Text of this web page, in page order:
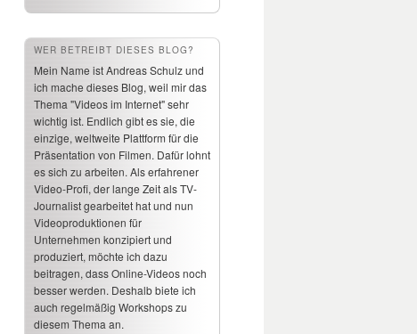
WER BETREIBT DIESES BLOG?
Mein Name ist Andreas Schulz und
ich mache dieses Blog, weil mir das
Thema "Videos im Internet" sehr
wichtig ist. Endlich gibt es sie, die
einzige, weltweite Plattform für die
Präsentation von Filmen. Dafür lohnt
es sich zu arbeiten. Als erfahrener
Video-Profi, der lange Zeit als TV-
Journalist gearbeitet hat und nun
Videoproduktionen für
Unternehmen konzipiert und
produziert, möchte ich dazu
beitragen, dass Online-Videos noch
besser werden. Deshalb biete ich
auch regelmäßig Workshops zu
diesem Thema an.